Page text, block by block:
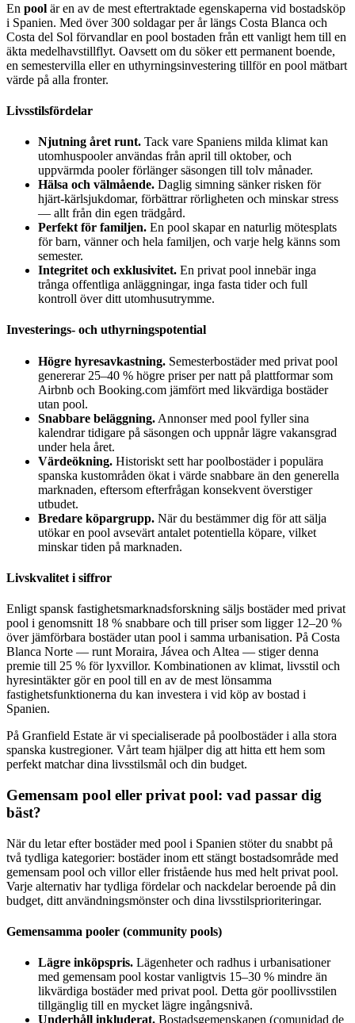
En pool är en av de mest eftertraktade egenskaperna vid bostadsköp
i Spanien. Med över 300 soldagar per år längs Costa Blanca och
Costa del Sol förvandlar en pool bostaden från ett vanligt hem till en
äkta medelhavstillflyt. Oavsett om du söker ett permanent boende,
en semestervilla eller en uthyrningsinvestering tillför en pool mätbart
värde på alla fronter.
Livsstilsfördelar
Njutning året runt. Tack vare Spaniens milda klimat kan
utomhuspooler användas från april till oktober, och
uppvärmda pooler förlänger säsongen till tolv månader.
Hälsa och välmående. Daglig simning sänker risken för
hjärt-kärlsjukdomar, förbättrar rörligheten och minskar stress
— allt från din egen trädgård.
Perfekt för familjen. En pool skapar en naturlig mötesplats
för barn, vänner och hela familjen, och varje helg känns som
semester.
Integritet och exklusivitet. En privat pool innebär inga
trånga offentliga anläggningar, inga fasta tider och full
kontroll över ditt utomhusutrymme.
Investerings- och uthyrningspotential
Högre hyresavkastning. Semesterbostäder med privat pool
genererar 25–40 % högre priser per natt på plattformar som
Airbnb och Booking.com jämfört med likvärdiga bostäder
utan pool.
Snabbare beläggning. Annonser med pool fyller sina
kalendrar tidigare på säsongen och uppnår lägre vakansgrad
under hela året.
Värdeökning. Historiskt sett har poolbostäder i populära
spanska kustområden ökat i värde snabbare än den generella
marknaden, eftersom efterfrågan konsekvent överstiger
utbudet.
Bredare köpargrupp. När du bestämmer dig för att sälja
utökar en pool avsevärt antalet potentiella köpare, vilket
minskar tiden på marknaden.
Livskvalitet i siffror
Enligt spansk fastighetsmarknadsforskning säljs bostäder med privat
pool i genomsnitt 18 % snabbare och till priser som ligger 12–20 %
över jämförbara bostäder utan pool i samma urbanisation. På Costa
Blanca Norte — runt Moraira, Jávea och Altea — stiger denna
premie till 25 % för lyxvillor. Kombinationen av klimat, livsstil och
hyresintäkter gör en pool till en av de mest lönsamma
fastighetsfunktionerna du kan investera i vid köp av bostad i
Spanien.
På Granfield Estate är vi specialiserade på poolbostäder i alla stora
spanska kustregioner. Vårt team hjälper dig att hitta ett hem som
perfekt matchar dina livsstilsmål och din budget.
Gemensam pool eller privat pool: vad passar dig
bäst?
När du letar efter bostäder med pool i Spanien stöter du snabbt på
två tydliga kategorier: bostäder inom ett stängt bostadsområde med
gemensam pool och villor eller fristående hus med helt privat pool.
Varje alternativ har tydliga fördelar och nackdelar beroende på din
budget, ditt användningsmönster och dina livsstilsprioriteringar.
Gemensamma pooler (community pools)
Lägre inköpspris. Lägenheter och radhus i urbanisationer
med gemensam pool kostar vanligtvis 15–30 % mindre än
likvärdiga bostäder med privat pool. Detta gör poollivsstilen
tillgänglig till en mycket lägre ingångsnivå.
Underhåll inkluderat. Bostadsgemenskapen (comunidad de